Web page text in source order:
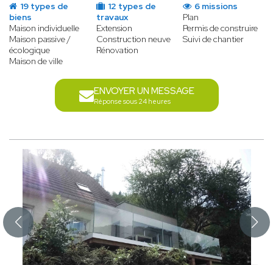
19 types de
biens
Maison individuelle
Maison passive /
écologique
Maison de ville
12 types de
travaux
Extension
Construction neuve
Rénovation
6 missions
Plan
Permis de construire
Suivi de chantier
ENVOYER UN MESSAGE
Réponse sous 24 heures